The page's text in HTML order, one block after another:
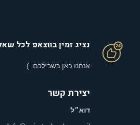
נציג זמין בווצאפ לכל
אנחנו כאן בשבילכם :)
יצירת קשר
דוא״ל